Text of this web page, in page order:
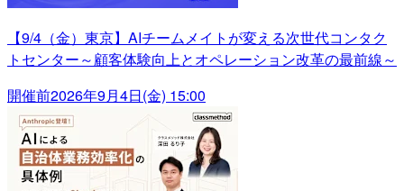
【9/4（金）東京】AIチームメイトが変える次世代コンタク
トセンター～顧客体験向上とオペレーション改革の最前線～
開催前2026年9月4日(金) 15:00